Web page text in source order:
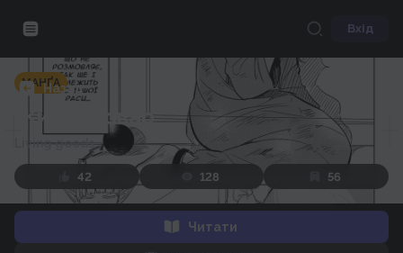
Вхід
Назад
МАНҐА
Живий товар
Living goods
42 128 56
Читати